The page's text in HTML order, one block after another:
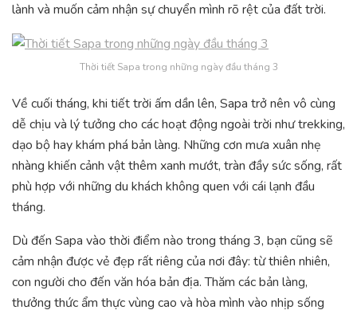
lành và muốn cảm nhận sự chuyển mình rõ rệt của đất trời.
Thời tiết Sapa trong những ngày đầu tháng 3
Về cuối tháng, khi tiết trời ấm dần lên, Sapa trở nên vô cùng
dễ chịu và lý tưởng cho các hoạt động ngoài trời như trekking,
dạo bộ hay khám phá bản làng. Những cơn mưa xuân nhẹ
nhàng khiến cảnh vật thêm xanh mướt, tràn đầy sức sống, rất
phù hợp với những du khách không quen với cái lạnh đầu
tháng.
Dù đến Sapa vào thời điểm nào trong tháng 3, bạn cũng sẽ
cảm nhận được vẻ đẹp rất riêng của nơi đây: từ thiên nhiên,
con người cho đến văn hóa bản địa. Thăm các bản làng,
thưởng thức ẩm thực vùng cao và hòa mình vào nhịp sống